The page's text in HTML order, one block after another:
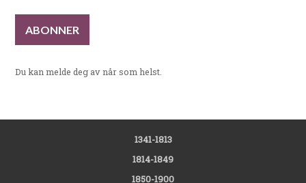
Du kan melde deg av når som helst.
1341-1813
1814-1849
1850-1900